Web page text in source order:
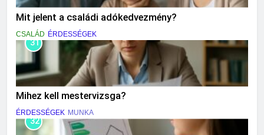
Mit jelent a családi adókedvezmény?
CSALÁD ÉRDESSÉGEK
31
Mihez kell mestervizsga?
ÉRDESSÉGEK MUNKA
32